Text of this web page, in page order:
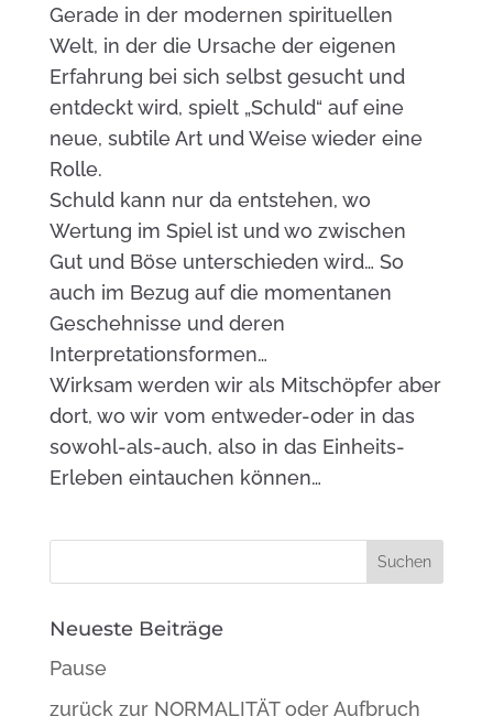
Gerade in der modernen spirituellen
Welt, in der die Ursache der eigenen
Erfahrung bei sich selbst gesucht und
entdeckt wird, spielt „Schuld“ auf eine
neue, subtile Art und Weise wieder eine
Rolle.
Schuld kann nur da entstehen, wo
Wertung im Spiel ist und wo zwischen
Gut und Böse unterschieden wird… So
auch im Bezug auf die momentanen
Geschehnisse und deren
Interpretationsformen…
Wirksam werden wir als Mitschöpfer aber
dort, wo wir vom entweder-oder in das
sowohl-als-auch, also in das Einheits-
Erleben eintauchen können…
Neueste Beiträge
Pause
zurück zur NORMALITÄT oder Aufbruch